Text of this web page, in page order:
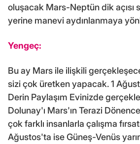
oluşacak Mars-Neptün dik açısı
yerine manevi aydınlanmaya
Yengeç:
Bu ay Mars ile ilişkili
sizi çok üretken yapacak. 1
Derin Paylaşım Evinizde
Dolunay'ı Mars'ın Terazi
çok farklı insanlarla çalışma
Ağustos'ta ise Güneş-Venüs